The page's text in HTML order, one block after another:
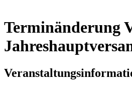
Terminänderung